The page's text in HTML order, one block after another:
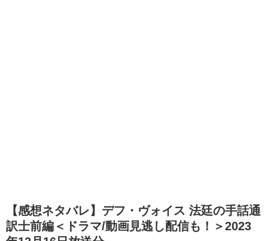
【感想ネタバレ】デフ・ヴォイス 法廷の手話通
訳士前編＜ドラマ/動画見逃し配信も！＞2023